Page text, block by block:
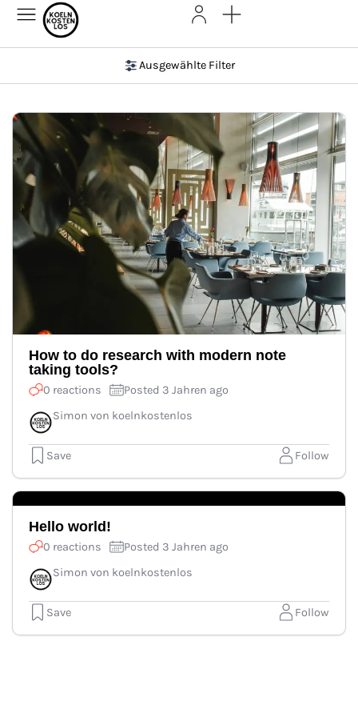
Ausgewählte Filter
How to do research with modern note
taking tools?
0 reactions
Posted 3 Jahren ago
Simon von koelnkostenlos
Save Follow
Hello world!
0 reactions
Posted 3 Jahren ago
Simon von koelnkostenlos
Save Follow